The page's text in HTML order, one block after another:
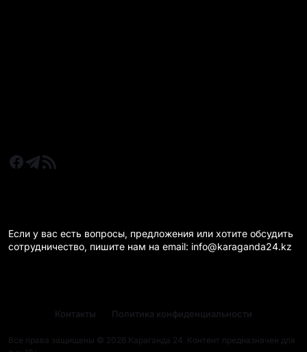
Если у вас есть вопросы, предложения или хотите обсудить
сотрудничество, пишите нам на email: info@karaganda24.kz
Все права защищены © 2026 Караганда 24. Контент предназначен для
Контакты Политика конфиденциальности